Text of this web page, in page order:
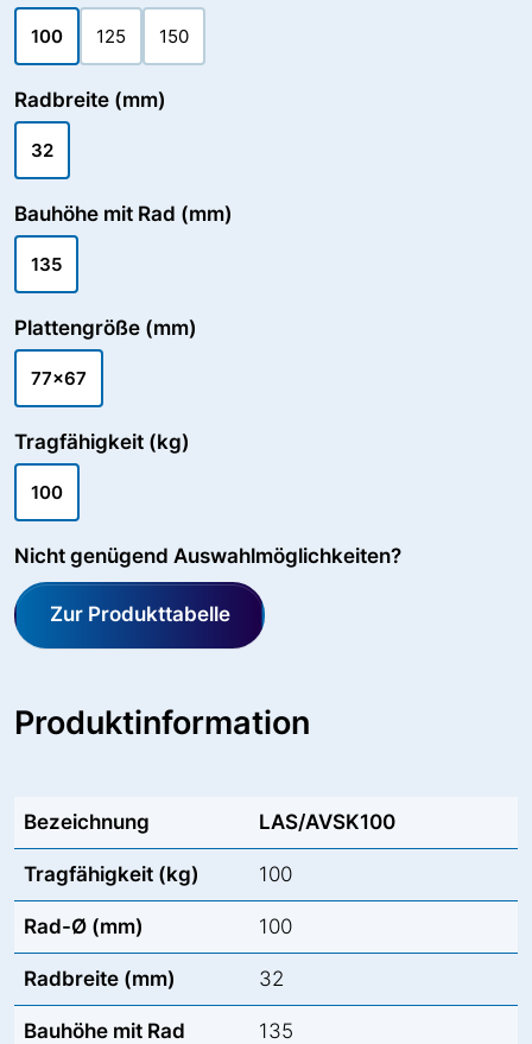
100 125 150
Radbreite (mm)
32
Bauhöhe mit Rad (mm)
135
Plattengröße (mm)
77x67
Tragfähigkeit (kg)
100
Nicht genügend Auswahlmöglichkeiten?
Zur Produkttabelle
Produktinformation
Bezeichnung LAS/AVSK100
Tragfähigkeit (kg) 100
Rad-Ø (mm) 100
Radbreite (mm) 32
Bauhöhe mit Rad
135